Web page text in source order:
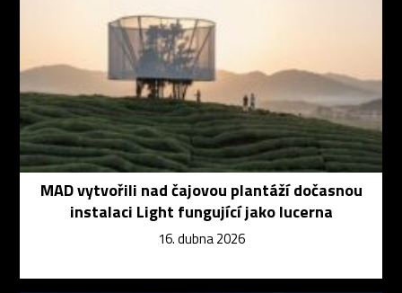
MAD vytvořili nad čajovou plantáží dočasnou
instalaci Light fungující jako lucerna
16. dubna 2026